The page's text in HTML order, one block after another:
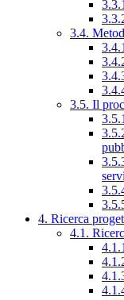
3.4.
3.5. Il
4. Ricerca
4.1.